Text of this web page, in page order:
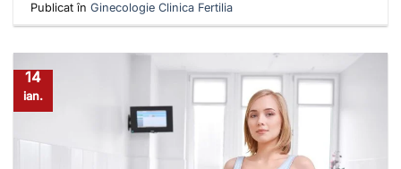
Publicat înGinecologie Clinica Fertilia
14
ian.